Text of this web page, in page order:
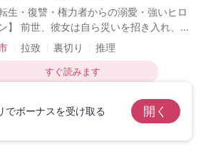
でボーナスを受け取る 開く
も、 噂の天才医師も、 さらには世界屈指
ークウェブのトップも、すべて彼女の裏
の顔だったのだ。 これに
転生・復讐・権力者からの溺愛・強いヒロ
災いを招き入れ、最
男と養妹に結託されて家産を奪われ、一
死を遂げた。 再び生を受けた平野真由
冷たく笑うと、踵を返し、桜京市で最も恐
世で夫だった最低な男が再び彼女を踏み台
ようと企むなら、公衆の面前で婚約破棄
拉致 裏切り 推理
すぐ読みます